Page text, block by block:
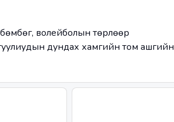
волейболын төрлөөр
дундах хамгийн том ашгийн